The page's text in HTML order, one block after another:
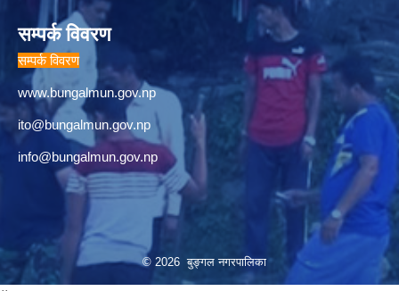
सम्पर्क विवरण
सम्पर्क विवरण
www.bungalmun.gov.np
ito@bungalmun.gov.np
info@bungalmun.gov.np
© 2026 बुङ्गल नगरपालिका